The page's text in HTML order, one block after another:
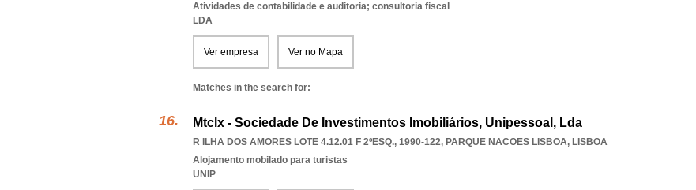
Atividades de contabilidade e auditoria; consultoria fiscal
LDA
Ver empresa Ver no Mapa
Matches in the search for:
Mtclx - Sociedade De Investimentos Imobiliários, Unipessoal, Lda
R ILHA DOS AMORES LOTE 4.12.01 F 2ºESQ., 1990-122, PARQUE NACOES LISBOA, LISBOA
Alojamento mobilado para turistas
UNIP